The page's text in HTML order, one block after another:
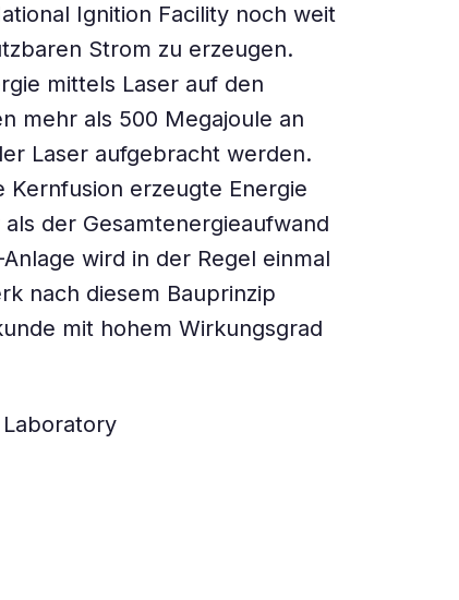
Ignition Facility noch weit
Strom zu erzeugen.
mittels Laser auf den
mehr als 500 Megajoule an
Laser aufgebracht werden.
erzeugte Energie
der Gesamtenergieaufwand
wird in der Regel einmal
nach diesem Bauprinzip
mit hohem Wirkungsgrad